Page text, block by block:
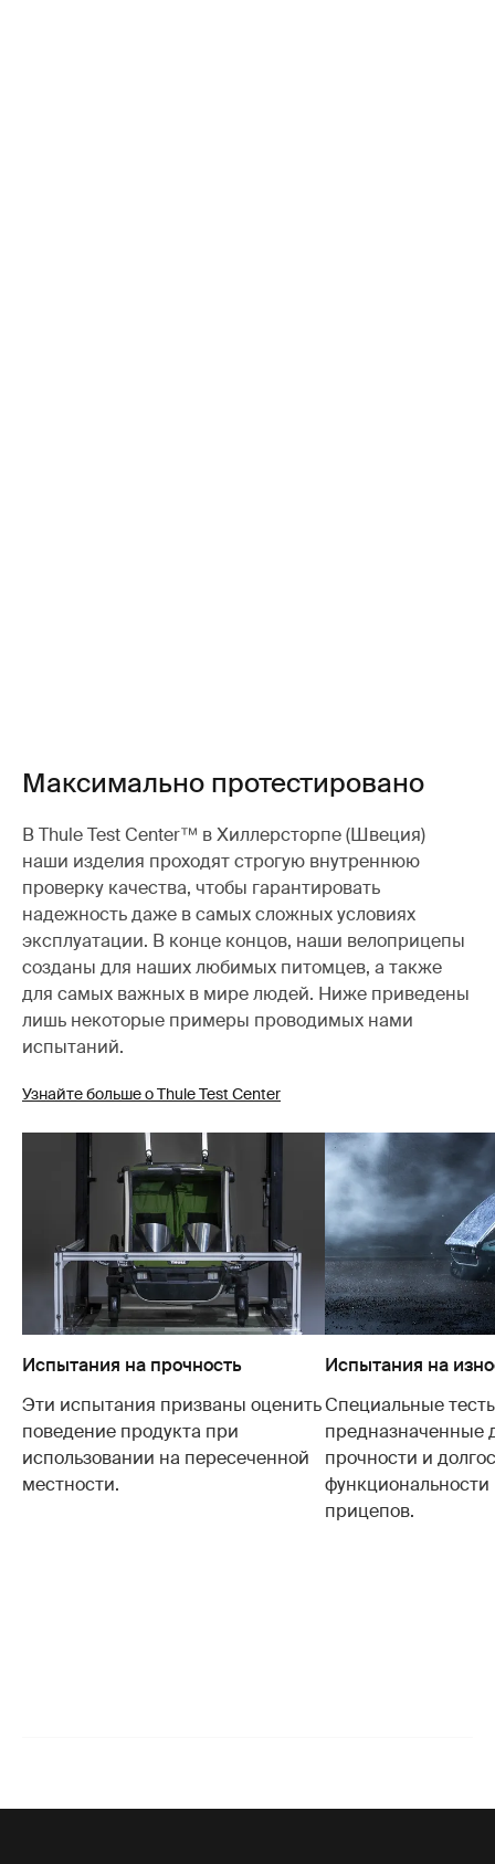
Максимально протестировано
В Thule Test Center™ в Хиллерсторпе (Швеция)
наши изделия проходят строгую внутреннюю
проверку качества, чтобы гарантировать
надежность даже в самых сложных условиях
эксплуатации. В конце концов, наши велоприцепы
созданы для наших любимых питомцев, а также
для самых важных в мире людей. Ниже приведены
лишь некоторые примеры проводимых нами
испытаний.
Узнайте больше о Thule Test Center
Испытания на прочность
Эти испытания призваны оценить
поведение продукта при
использовании на пересеченной
местности.
Испытания на
Специальные
предназначенные
прочности и
прицепов.